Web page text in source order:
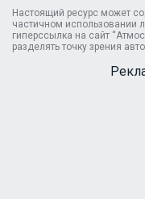
Настоящий ресурс может
частичном использовании
гиперссылка на сайт
разделять точку зрения